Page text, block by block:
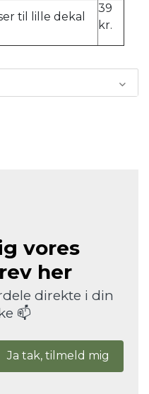
til lille dekal
39
kr.
vores
her
direkte i din
📫
Ja tak, tilmeld mig